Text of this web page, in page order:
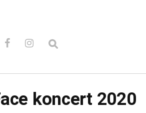
koncert 2020